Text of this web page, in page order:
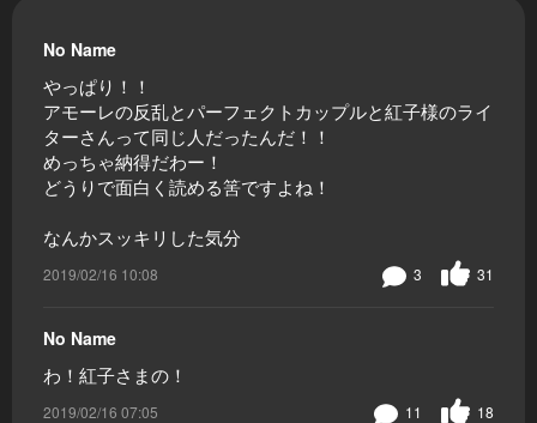
No Name
やっぱり！！
アモーレの反乱とパーフェクトカップルと紅子様のライ
ターさんって同じ人だったんだ！！
めっちゃ納得だわー！
どうりで面白く読める筈ですよね！
なんかスッキリした気分
2019/02/16 10:08 31
3
No Name
わ！紅子さまの！
2019/02/16 07:05 18
11